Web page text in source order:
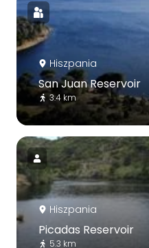
Hiszpania
San Juan Reservoir
3.4 km
Hiszpania
Picadas Reservoir
5.3 km